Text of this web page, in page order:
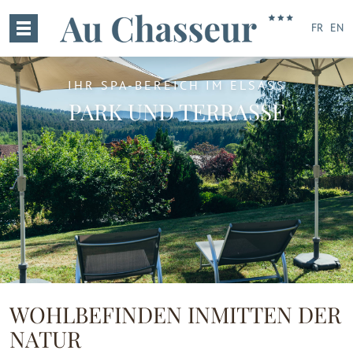
FR EN
IHR SPA-BEREICH IM ELSASS
PARK UND TERRASSE
WOHLBEFINDEN INMITTEN DER
NATUR